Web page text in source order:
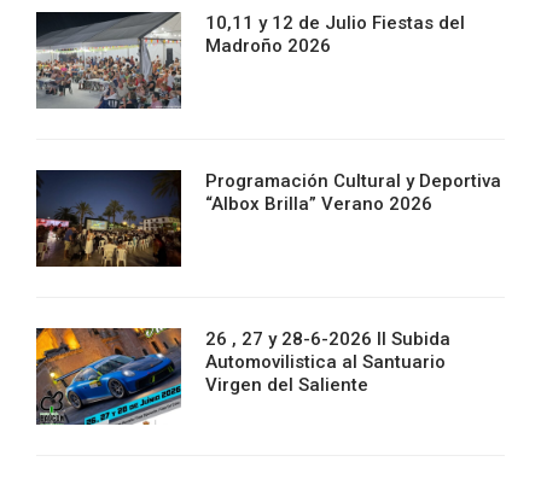
10,11 y 12 de Julio Fiestas del
Madroño 2026
Programación Cultural y Deportiva
“Albox Brilla” Verano 2026
26 , 27 y 28-6-2026 II Subida
Automovilistica al Santuario
Virgen del Saliente